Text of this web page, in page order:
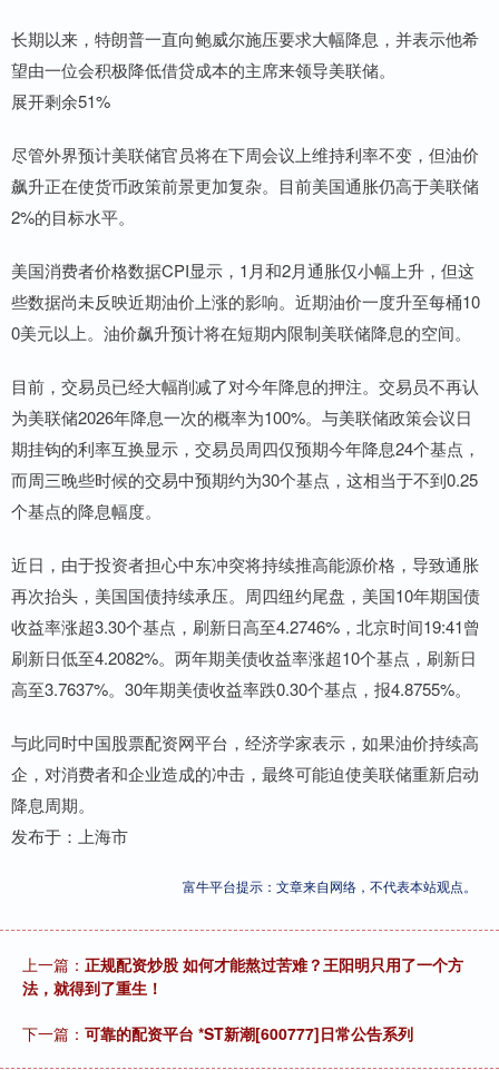
长期以来，特朗普一直向鲍威尔施压要求大幅降息，并表示他希
望由一位会积极降低借贷成本的主席来领导美联储。
展开剩余51%
尽管外界预计美联储官员将在下周会议上维持利率不变，但油价
飙升正在使货币政策前景更加复杂。目前美国通胀仍高于美联储
2%的目标水平。
美国消费者价格数据CPI显示，1月和2月通胀仅小幅上升，但这
些数据尚未反映近期油价上涨的影响。近期油价一度升至每桶10
0美元以上。油价飙升预计将在短期内限制美联储降息的空间。
目前，交易员已经大幅削减了对今年降息的押注。交易员不再认
为美联储2026年降息一次的概率为100%。与美联储政策会议日
期挂钩的利率互换显示，交易员周四仅预期今年降息24个基点，
而周三晚些时候的交易中预期约为30个基点，这相当于不到0.25
个基点的降息幅度。
近日，由于投资者担心中东冲突将持续推高能源价格，导致通胀
再次抬头，美国国债持续承压。周四纽约尾盘，美国10年期国债
收益率涨超3.30个基点，刷新日高至4.2746%，北京时间19:41曾
刷新日低至4.2082%。两年期美债收益率涨超10个基点，刷新日
高至3.7637%。30年期美债收益率跌0.30个基点，报4.8755%。
与此同时中国股票配资网平台，经济学家表示，如果油价持续高
企，对消费者和企业造成的冲击，最终可能迫使美联储重新启动
降息周期。
发布于：上海市
富牛平台提示：文章来自网络，不代表本站观点。
上一篇： 正规配资炒股 如何才能熬过苦难？王阳明只用了一个方
法，就得到了重生！
下一篇： 可靠的配资平台 *ST新潮[600777]日常公告系列